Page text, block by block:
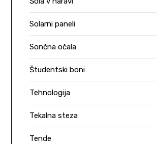
Solarni paneli
Sončna očala
Študentski boni
Tehnologija
Tekalna steza
Tende